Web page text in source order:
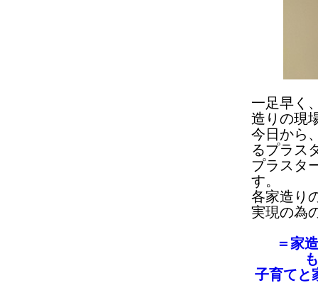
一足早く
造りの現
今日から
るプラス
プラスタ
す。
各家造り
実現の為
＝家
子育てと